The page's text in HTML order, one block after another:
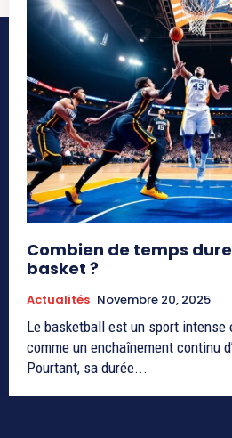
Combien de temps
basket ?
Actualités Novembre 20, 2025
Le basketball est un sport intense
comme un enchaînement continu
Pourtant, sa durée...